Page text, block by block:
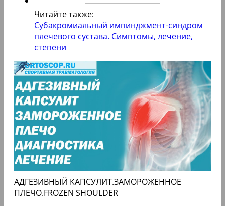
Читайте также:
Субакромиальный импинджмент-синдром
плечевого сустава. Симптомы, лечение,
степени
АДГЕЗИВНЫЙ КАПСУЛИТ.ЗАМОРОЖЕННОЕ
ПЛЕЧО.FROZEN SHOULDER